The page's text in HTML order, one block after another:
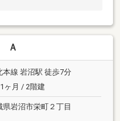
Ａ
本線 岩沼駅 徒歩7分
ヶ月 / 2階建
県岩沼市栄町２丁目